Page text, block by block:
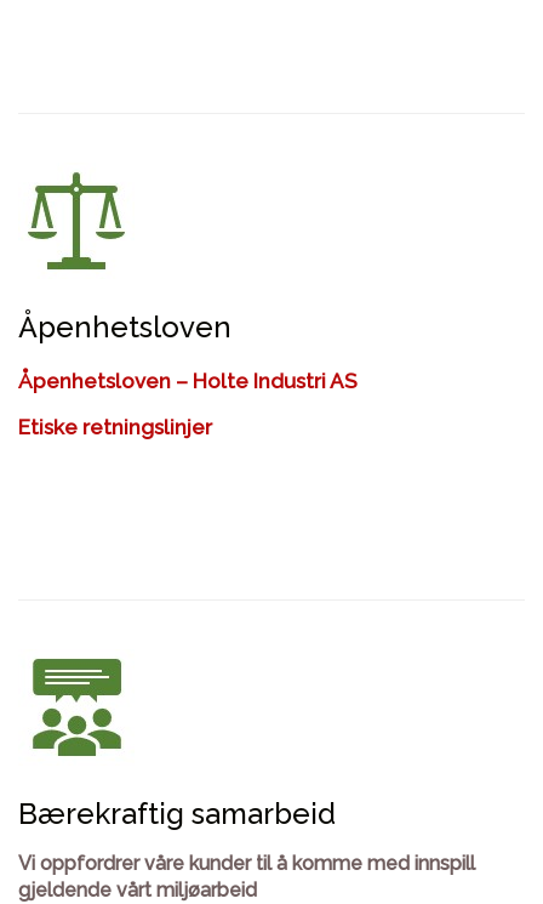
Åpenhetsloven
Åpenhetsloven – Holte Industri AS
Etiske retningslinjer
Bærekraftig samarbeid
Vi oppfordrer våre kunder til å komme med innspill
gjeldende vårt miljøarbeid